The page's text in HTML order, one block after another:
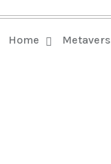
Home Metavers